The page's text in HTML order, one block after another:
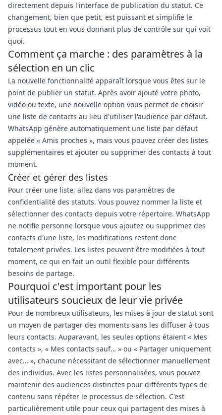
directement depuis l'interface de publication du statut. Ce
changement, bien que petit, est puissant et simplifie le
processus tout en vous donnant plus de contrôle sur qui voit
quoi.
Comment ça marche : des paramètres à la
sélection en un clic
La nouvelle fonctionnalité apparaît lorsque vous êtes sur le
point de publier un statut. Après avoir ajouté votre photo,
vidéo ou texte, une nouvelle option vous permet de choisir
une liste de contacts au lieu d'utiliser l'audience par défaut.
WhatsApp génère automatiquement une liste par défaut
appelée « Amis proches », mais vous pouvez créer des listes
supplémentaires et ajouter ou supprimer des contacts à tout
moment.
Créer et gérer des listes
Pour créer une liste, allez dans vos paramètres de
confidentialité des statuts. Vous pouvez nommer la liste et
sélectionner des contacts depuis votre répertoire. WhatsApp
ne notifie personne lorsque vous ajoutez ou supprimez des
contacts d'une liste, les modifications restent donc
totalement privées. Les listes peuvent être modifiées à tout
moment, ce qui en fait un outil flexible pour différents
besoins de partage.
Pourquoi c'est important pour les
utilisateurs soucieux de leur vie privée
Pour de nombreux utilisateurs, les mises à jour de statut sont
un moyen de partager des moments sans les diffuser à tous
leurs contacts. Auparavant, les seules options étaient « Mes
contacts », « Mes contacts sauf… » ou « Partager uniquement
avec… », chacune nécessitant de sélectionner manuellement
des individus. Avec les listes personnalisées, vous pouvez
maintenir des audiences distinctes pour différents types de
contenu sans répéter le processus de sélection. C'est
particulièrement utile pour ceux qui partagent des mises à